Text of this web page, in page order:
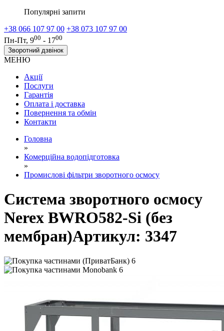
Популярні запити
+38 066 107 97 00 +38 073 107 97 00
Пн-Пт, 900 - 1700
Зворотний дзвінок
МЕНЮ
Акції
Послуги
Гарантія
Оплата і доставка
Повернення та обмін
Контакти
Головна
»
Комерційна водопідготовка
»
Промислові фільтри зворотного осмосу
Система зворотного осмосу
Nerex BWRO582-Si (без
мембран)Артикул: 3347
6
6